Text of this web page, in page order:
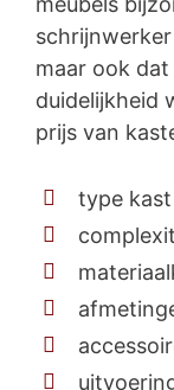
maar ook
duidelijkheid
prijs van
type kast